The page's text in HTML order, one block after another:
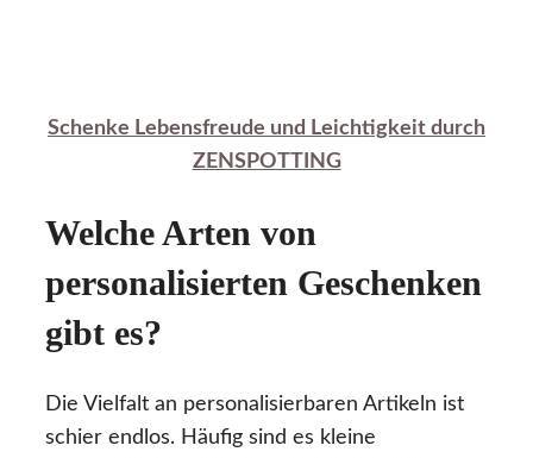
Schenke Lebensfreude und Leichtigkeit durch
ZENSPOTTING
Welche Arten von
personalisierten Geschenken
gibt es?
Die Vielfalt an personalisierbaren Artikeln ist
schier endlos. Häufig sind es kleine